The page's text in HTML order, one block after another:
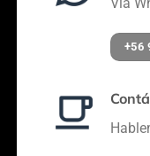
+56